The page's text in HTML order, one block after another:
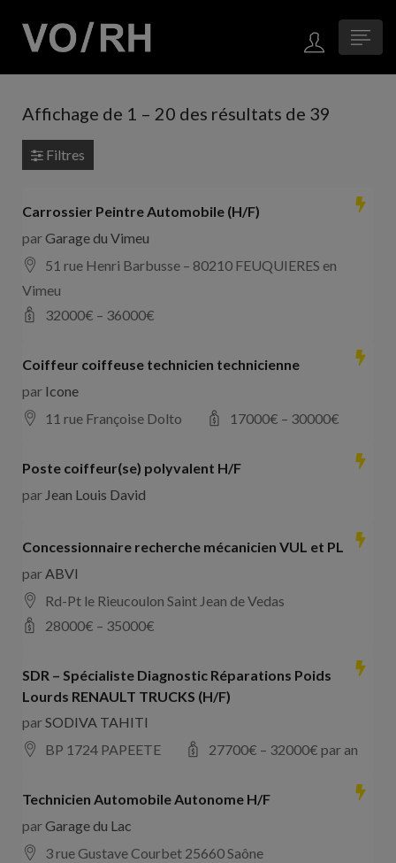
Affichage de 1 – 20 des résultats de 39
Filtres
Carrossier Peintre Automobile (H/F)
parGarage du Vimeu
51 rue Henri Barbusse – 80210 FEUQUIERES en
Vimeu
32000€ – 36000€
Coiffeur coiffeuse technicien technicienne
par Icone
11 rue Françoise Dolto
17000€ – 30000€
Poste coiffeur(se) polyvalent H/F
par Jean Louis David
Concessionnaire recherche mécanicien VUL et PL
parABVI
Rd-Pt le Rieucoulon Saint Jean de Vedas
28000€ – 35000€
SDR – Spécialiste Diagnostic Réparations Poids
Lourds RENAULT TRUCKS (H/F)
parSODIVA TAHITI
BP 1724 PAPEETE
27700€ – 32000€ par an
Technicien Automobile Autonome H/F
parGarage du Lac
3 rue Gustave Courbet 25660 Saône